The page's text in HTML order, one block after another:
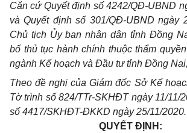
Căn cứ Quyết định số4242/QĐ-UBND
và Quyết định số 301/QĐ-UBND ngày
Chủ tịch Ủy ban nhân dân tỉnh Đồng
bố thủ tục hành chính thuộc thẩm
ngành Kế hoạch và Đầu tư tỉnh Đồng
Theo đề nghị của Giám đốc Sở Kế
Tờ trình số824/TTr-SKHĐT ngày 11/11/
số 4417/SKHĐT-ĐKKD ngày 25/11/2020.
QUYẾT ĐỊNH: